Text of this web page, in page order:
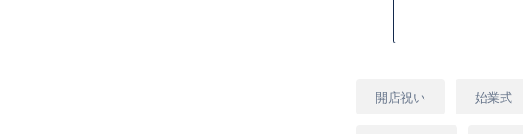
※ご希望がございました
開店祝い 始業式